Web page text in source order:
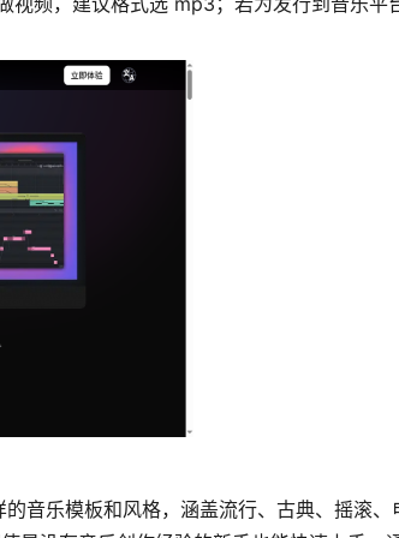
音乐模板和风格，涵盖流行、古典、摇滚、